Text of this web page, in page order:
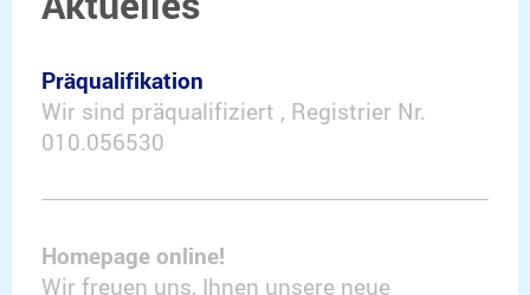
Präqualifikation
Wir sind präqualifiziert , Registrier Nr.
010.056530
Homepage online!
Wir freuen uns, Ihnen unsere neue